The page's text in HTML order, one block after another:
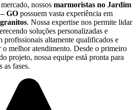
nossos marmoristas no Jardim
GO possuem vasta experiência em
. Nossa expertise nos permite lidar
soluções personalizadas e
profissionais altamente qualificados e
o melhor atendimento. Desde o primeiro
projeto, nossa equipe está pronta para
as fases.